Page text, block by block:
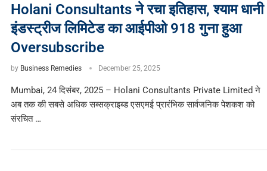
Holani Consultants ने रचा इतिहास, श्याम धानी
इंडस्ट्रीज लिमिटेड का आईपीओ 918 गुना हुआ
Oversubscribe
by Business Remedies December 25, 2025
Mumbai, 24 दिसंबर, 2025 – Holani Consultants Private Limited ने
अब तक की सबसे अधिक सब्सक्राइब्ड एसएमई प्रारंभिक सार्वजनिक पेशकश को
संरचित …